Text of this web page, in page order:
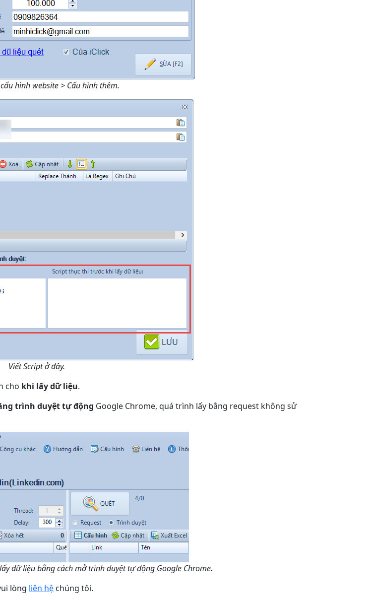
hình website > Cấu hình thêm.
Viết Script ở đây.
cho khi lấy dữ liệu.
trình duyệt tự động Google Chrome, quá trình lấy bằng request không sử
dữ liệu bằng cách mở trình duyệt tự động Google Chrome.
lòng liên hệ chúng tôi.